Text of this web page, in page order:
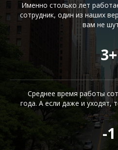
Именно столько лет
сотрудник, один из наших
вам не
3+
Среднее время работы
года. А если даже и уходят,
-1